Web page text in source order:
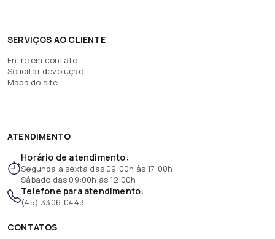
SERVIÇOS AO CLIENTE
Entre em contato
Solicitar devolução
Mapa do site
ATENDIMENTO
Horário de atendimento:
Segunda a sexta das 09:00h às 17:00h
Sábado das 09:00h às 12:00h
Telefone para atendimento:
(45) 3306-0443
CONTATOS